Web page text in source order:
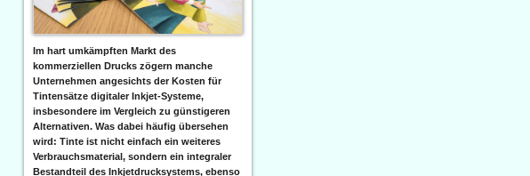
Im hart umkämpften Markt des
kommerziellen Drucks zögern manche
Unternehmen angesichts der Kosten für
Tintensätze digitaler Inkjet-Systeme,
insbesondere im Vergleich zu günstigeren
Alternativen. Was dabei häufig übersehen
wird: Tinte ist nicht einfach ein weiteres
Verbrauchsmaterial, sondern ein integraler
Bestandteil des Inkjetdrucksystems, ebenso